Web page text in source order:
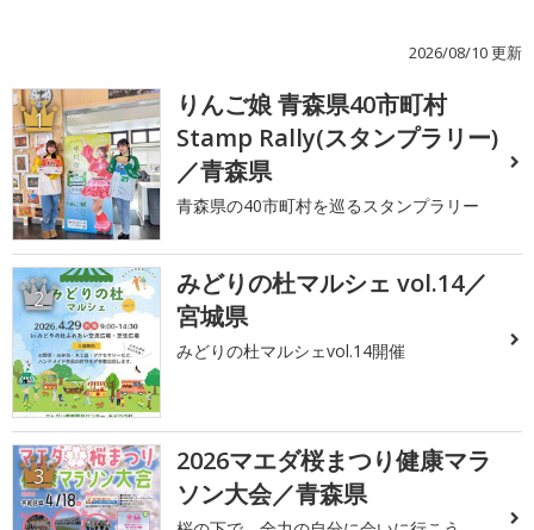
2026/08/10 更新
1
りんご娘 青森県40市町村
Stamp Rally(スタンプラリー)
／青森県
青森県の40市町村を巡るスタンプラリー
2
みどりの杜マルシェ vol.14／
宮城県
みどりの杜マルシェvol.14開催
3
2026マエダ桜まつり健康マラ
ソン大会／青森県